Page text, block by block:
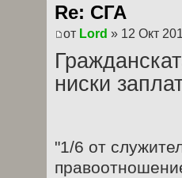
Re: СГА
от Lord » 12 Окт
ниски
"1/6 от